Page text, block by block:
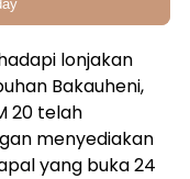
lonjakan
Bakauheni,
20 telah
menyediakan
yang buka 24